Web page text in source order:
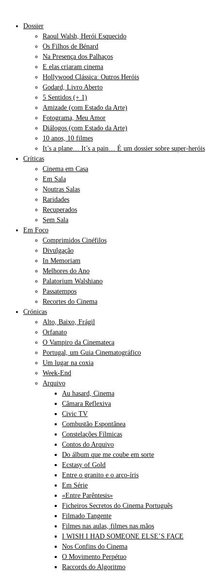
Dossier
Raoul Walsh, Herói Esquecido
Os Filhos de Bénard
Na Presença dos Palhaços
E elas criaram cinema
Hollywood Clássica: Outros Heróis
Godard, Livro Aberto
5 Sentidos (+ 1)
Amizade (com Estado da Arte)
Fotograma, Meu Amor
Diálogos (com Estado da Arte)
10 anos, 10 filmes
It’s a plane… It’s a pain… É um dossier sobre super-heróis
Críticas
Cinema em Casa
Em Sala
Noutras Salas
Raridades
Recuperados
Sem Sala
Em Foco
Comprimidos Cinéfilos
Divulgação
In Memoriam
Melhores do Ano
Palatorium Walshiano
Passatempos
Recortes do Cinema
Crónicas
Alto, Baixo, Frágil
Orfanato
O Vampiro da Cinemateca
Portugal, um Guia Cinematográfico
Um lugar na coxia
Week-End
Arquivo
Au hasard, Cinema
Câmara Reflexiva
Civic TV
Combustão Espontânea
Constelações Fílmicas
Contos do Arquivo
Do álbum que me coube em sorte
Ecstasy of Gold
Entre o granito e o arco-íris
Em Série
«Entre Parêntesis»
Ficheiros Secretos do Cinema Português
Filmado Tangente
Filmes nas aulas, filmes nas mãos
I WISH I HAD SOMEONE ELSE’S FACE
Nos Confins do Cinema
O Movimento Perpétuo
Raccords do Algoritmo